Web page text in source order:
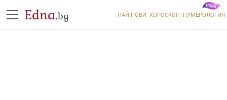
Edna.bg НАЙ-НОВИ ХОРОСКОП НУМЕРОЛОГИЯ